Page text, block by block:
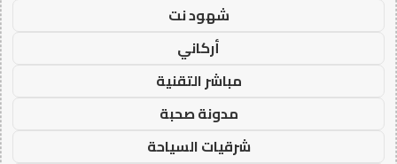
شهود نت
أركاني
مباشر التقنية
مدونة صحبة
شرقيات السياحة